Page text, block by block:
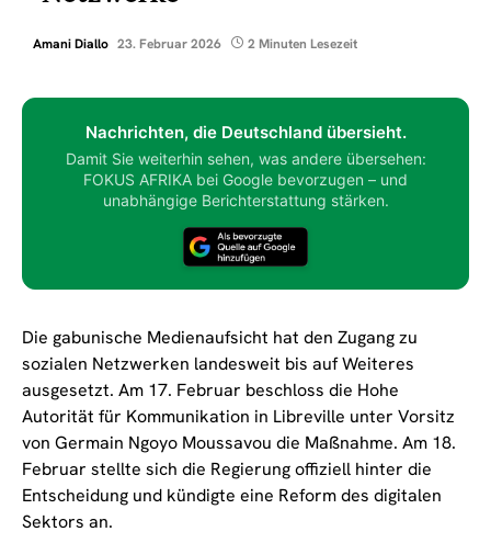
Amani Diallo 23. Februar 2026 2 Minuten Lesezeit
Nachrichten, die Deutschland übersieht.
Damit Sie weiterhin sehen, was andere übersehen:
FOKUS AFRIKA bei Google bevorzugen – und
unabhängige Berichterstattung stärken.
Die gabunische Medienaufsicht hat den Zugang zu
sozialen Netzwerken landesweit bis auf Weiteres
ausgesetzt. Am 17. Februar beschloss die Hohe
Autorität für Kommunikation in Libreville unter Vorsitz
von Germain Ngoyo Moussavou die Maßnahme. Am 18.
Februar stellte sich die Regierung offiziell hinter die
Entscheidung und kündigte eine Reform des digitalen
Sektors an.